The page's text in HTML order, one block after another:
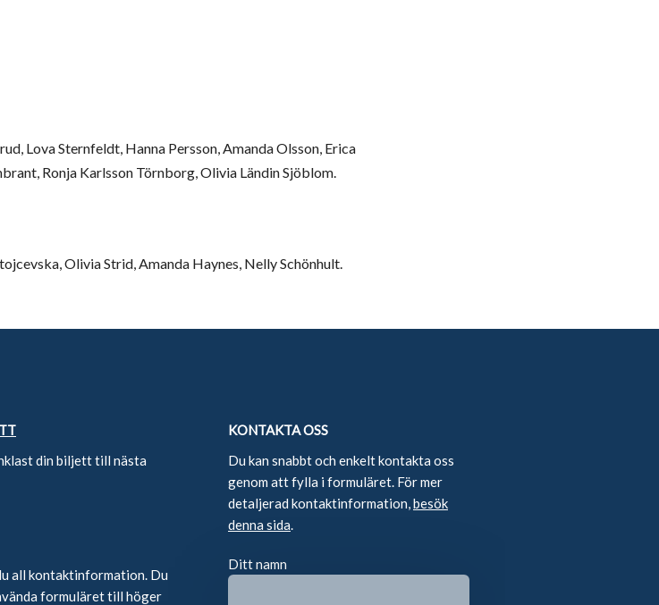
Lova Sternfeldt, Hanna Persson, Amanda Olsson, Erica
Ronja Karlsson Törnborg, Olivia Ländin Sjöblom.
Olivia Strid, Amanda Haynes, Nelly Schönhult.
din biljett till nästa
all kontaktinformation. Du
formuläret till höger
KONTAKTA OSS
Du kan snabbt och enkelt kontakta oss
genom att fylla i formuläret. För mer
detaljerad kontaktinformation,besök
denna sida.
Ditt namn